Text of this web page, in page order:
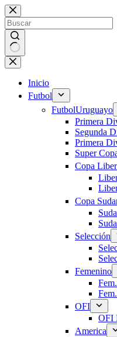
Saltar
al
contenido
Sin
resultados
Inicio
Futbol
FutbolUruguayo
Primera
Segunda
Primera
Super
Copa
Copa
Selección
Femenino
OFI
OFI
America